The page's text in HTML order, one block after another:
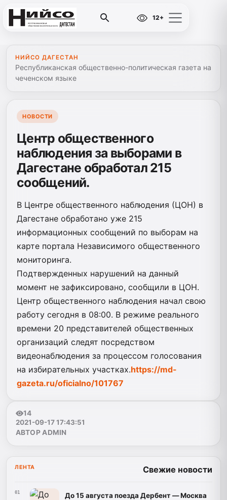
12+
НИЙСО ДАГЕСТАН
Республиканская общественно-политическая газета на
чеченском языке
НОВОСТИ
Центр общественного
наблюдения за выборами в
Дагестане обработал 215
сообщений.
В Центре общественного наблюдения (ЦОН) в
Дагестане обработано уже 215
информационных сообщений по выборам на
карте портала Независимого общественного
мониторинга.
Подтвержденных нарушений на данный
момент не зафиксировано, сообщили в ЦОН.
Центр общественного наблюдения начал свою
работу сегодня в 08:00. В режиме реального
времени 20 представителей общественных
организаций следят посредством
видеонаблюдения за процессом голосования
на избирательных участках.https://md-
gazeta.ru/oficialno/101767
14
2021-09-17 17:43:51
АВТОР ADMIN
ЛЕНТА Свежие новости
01
До 15 августа поезда Дербент — Москва